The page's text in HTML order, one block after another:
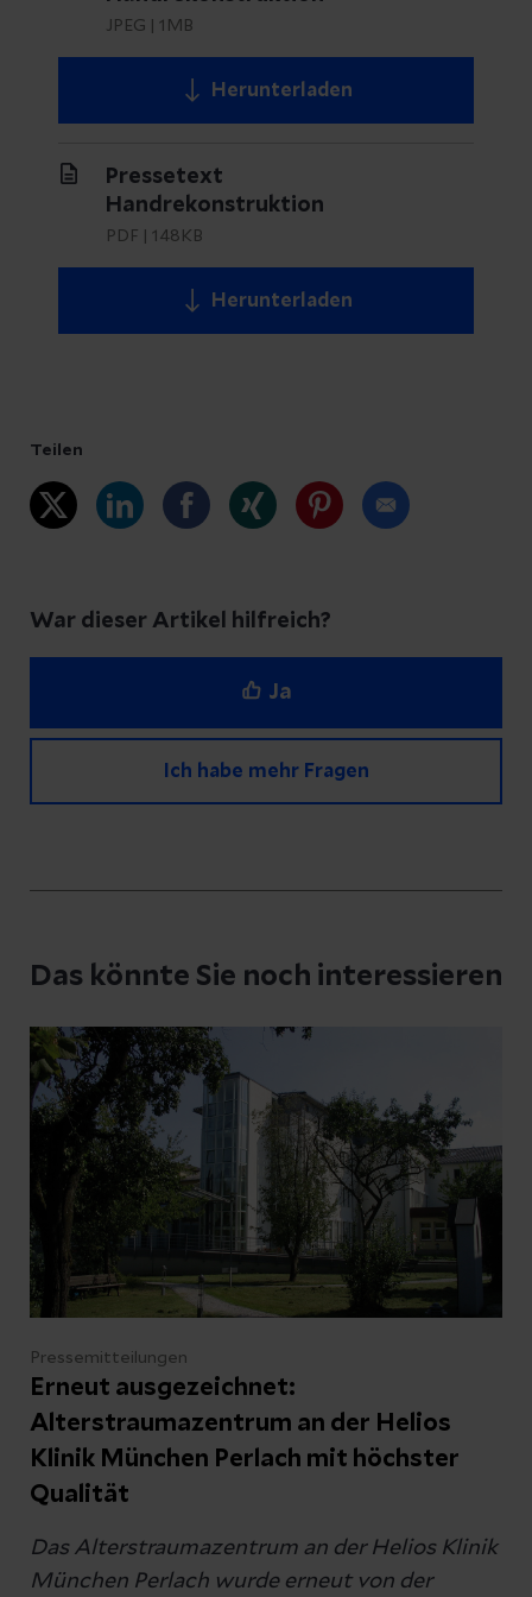
JPEG 1MB
Herunterladen
Pressetext
Handrekonstruktion
PDF 148KB
Herunterladen
Teilen
War dieser Artikel hilfreich?
Ja
Ich habe mehr Fragen
Schreiben Sie uns eine Nachricht und geben
Sie Ihre E-Mail-Adresse an, damit wir uns bei
Ihnen melden können
Ihre Fragen zum Artikel
Datenschutzerklärung zur Kenntnis genommen
Abschicken
Das könnte Sie noch interessieren
Pressemitteilungen
Erneut ausgezeichnet:
Alterstraumazentrum an der Helios
Klinik München Perlach mit höchster
Qualität
Das Alterstraumazentrum an der Helios Klinik
München Perlach wurde erneut von der